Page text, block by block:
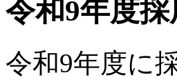
令和9年度
令和9年度に